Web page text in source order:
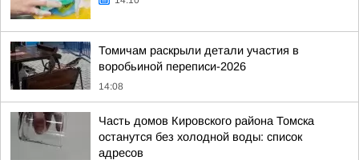
Томичам раскрыли детали участия в
воробьиной переписи-2026
14:08
Часть домов Кировского района Томска
останутся без холодной воды: список
адресов